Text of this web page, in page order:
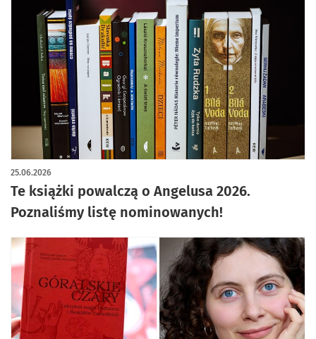
Te książki powalczą o Angelusa 2026.
Poznaliśmy listę nominowanych!
25.06.2026